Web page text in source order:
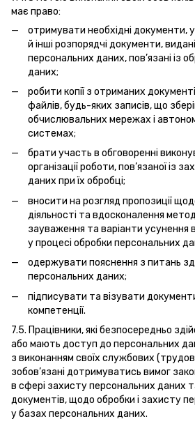
має право:
отримувати необхідні документи,
й інші розпорядчі документи,
персональних даних, пов’язані із
даних;
робити копії з отриманих
файлів, будь-яких записів, що
обчислювальних мережах і
системах;
брати участь в обговоренні
організації роботи, пов’язаної із
даних при їх обробці;
вносити на розгляд пропозиції
діяльності та вдосконалення
зауваження та варіанти усунення
у процесі обробки персональних
одержувати пояснення з питань
персональних даних;
підписувати та візувати
компетенції.
7.5. Працівники, які безпосередньо
або мають доступ до персональних
з виконанням своїх службових
зобов’язані дотримуватись вимог
в сфері захисту персональних даних
документів, щодо обробки і захисту
у базах персональних даних.